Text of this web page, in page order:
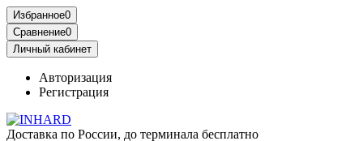
Избранное0
Сравнение0
Личный кабинет
Авторизация
Регистрация
Доставка по России, до терминала бесплатно